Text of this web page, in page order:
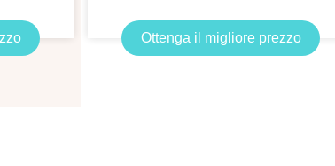
Ottenga il migliore prezzo